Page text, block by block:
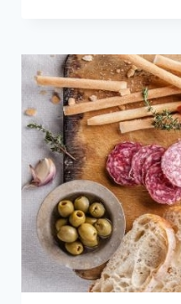
ایران
برای
مسابقه
زبان
فرانسه
2017